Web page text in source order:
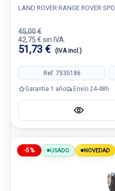
LAND ROVER RANGE ROVER
45,00 €
42,75 € sin IVA.
51,73 € (IVA incl.)
Ref: 7535186
Garantía 1 año Envío 24-48h
-5% USADO NOVEDAD